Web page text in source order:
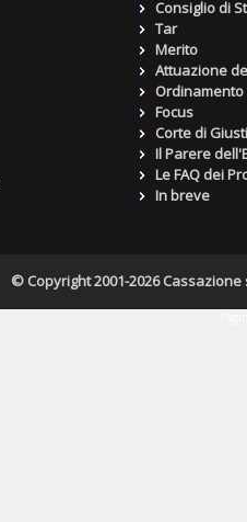
Consiglio di
Tar
Merito
Attuazione
Focus
Corte di
Il Parere
Le FAQ dei
In breve
© Copyright 2001-2026 Cassazione